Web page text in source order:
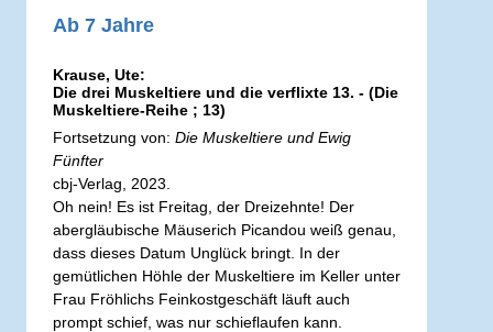
Ab 7 Jahre
Krause, Ute:
Die drei Muskeltiere und die verflixte 13. - (Die
Muskeltiere-Reihe ; 13)
Fortsetzung von: Die Muskeltiere und Ewig
Fünfter
cbj-Verlag, 2023.
Oh nein! Es ist Freitag, der Dreizehnte! Der
abergläubische Mäuserich Picandou weiß genau,
dass dieses Datum Unglück bringt. In der
gemütlichen Höhle der Muskeltiere im Keller unter
Frau Fröhlichs Feinkostgeschäft läuft auch
prompt schief, was nur schieflaufen kann.